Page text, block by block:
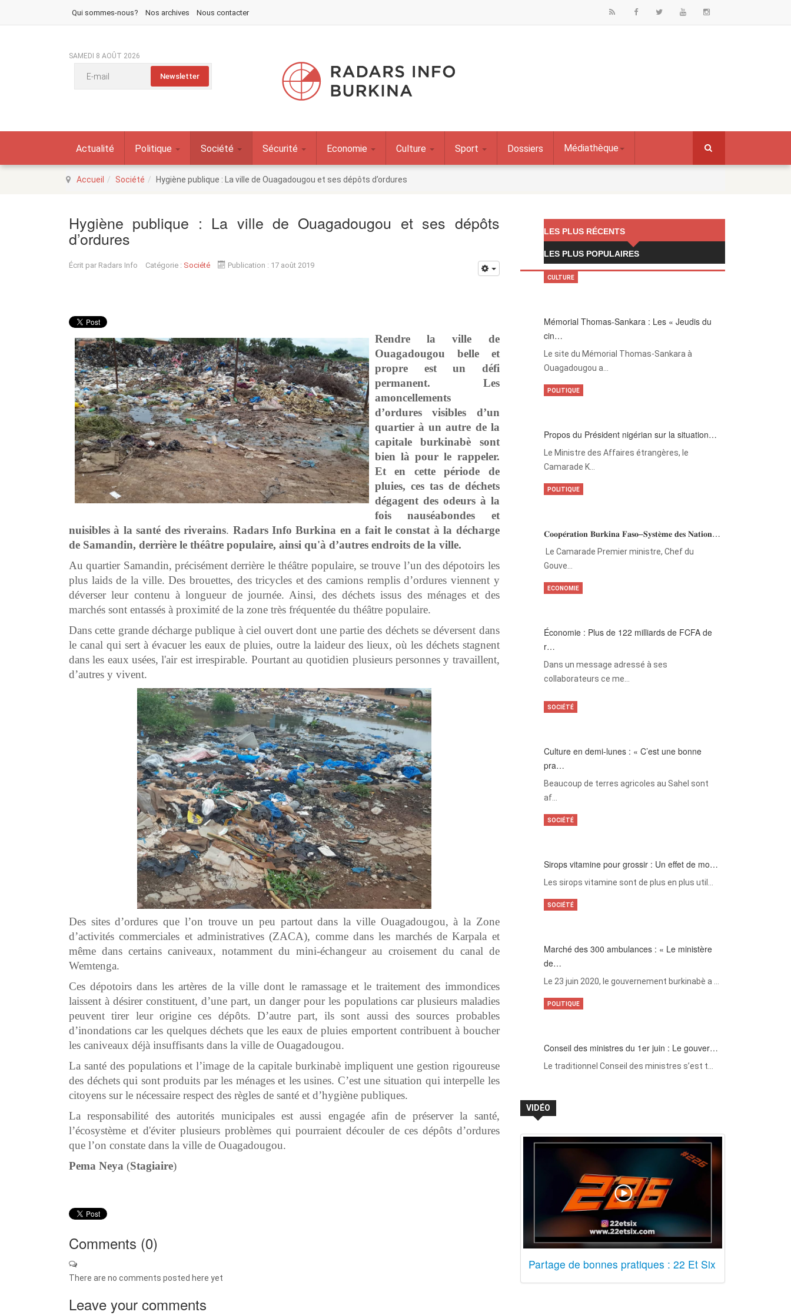
Qui sommes-nous? Nos archives Nous contacter
SAMEDI 8 AOÛT 2026
Actualité Politique Société Sécurité Economie Culture Sport Dossiers Médiathèque
Accueil Société Hygiène publique : La ville de Ouagadougou et ses dépôts d’ordures
Hygiène publique : La ville de Ouagadougou et ses dépôts
d’ordures
Écrit par Radars Info Catégorie : Société Publication : 17 août 2019
Rendre la ville de
Ouagadougou belle et
propre est un défi
permanent. Les
amoncellements
d’ordures visibles d’un
quartier à un autre de la
capitale burkinabè sont
bien là pour le rappeler.
Et en cette période de
pluies, ces tas de déchets
dégagent des odeurs à la
fois nauséabondes et
nuisibles à la santé des riverains. Radars Info Burkina en a fait le constat à la décharge
de Samandin, derrière le théâtre populaire, ainsi qu'à d’autres endroits de la ville.
Au quartier Samandin, précisément derrière le théâtre populaire, se trouve l’un des dépotoirs les
plus laids de la ville. Des brouettes, des tricycles et des camions remplis d’ordures viennent y
déverser leur contenu à longueur de journée. Ainsi, des déchets issus des ménages et des
marchés sont entassés à proximité de la zone très fréquentée du théâtre populaire.
Dans cette grande décharge publique à ciel ouvert dont une partie des déchets se déversent dans
le canal qui sert à évacuer les eaux de pluies, outre la laideur des lieux, où les déchets stagnent
dans les eaux usées, l'air est irrespirable. Pourtant au quotidien plusieurs personnes y travaillent,
d’autres y vivent.
Des sites d’ordures que l’on trouve un peu partout dans la ville Ouagadougou, à la Zone
d’activités commerciales et administratives (ZACA), comme dans les marchés de Karpala et
même dans certains caniveaux, notamment du mini-échangeur au croisement du canal de
Wemtenga.
Ces dépotoirs dans les artères de la ville dont le ramassage et le traitement des immondices
laissent à désirer constituent, d’une part, un danger pour les populations car plusieurs maladies
peuvent tirer leur origine ces dépôts. D’autre part, ils sont aussi des sources probables
d’inondations car les quelques déchets que les eaux de pluies emportent contribuent à boucher
les caniveaux déjà insuffisants dans la ville de Ouagadougou.
La santé des populations et l’image de la capitale burkinabè impliquent une gestion rigoureuse
des déchets qui sont produits par les ménages et les usines. C’est une situation qui interpelle les
citoyens sur le nécessaire respect des règles de santé et d’hygiène publiques.
La responsabilité des autorités municipales est aussi engagée afin de préserver la santé,
l’écosystème et d'éviter plusieurs problèmes qui pourraient découler de ces dépôts d’ordures
que l’on constate dans la ville de Ouagadougou.
Pema Neya (Stagiaire)
Comments (0)
There are no comments posted here yet
Leave your comments
LES PLUS RÉCENTS
LES PLUS POPULAIRES
Mémorial Thomas-Sankara : Les « Jeudis du
cin…
Le site du Mémorial Thomas-Sankara à
Ouagadougou a…
CULTURE
Propos du Président nigérian sur la situation…
Le Ministre des Affaires étrangères, le
Camarade K…
POLITIQUE
𝐂𝐨𝐨𝐩𝐞́𝐫𝐚𝐭𝐢𝐨𝐧 𝐁𝐮𝐫𝐤𝐢𝐧𝐚 𝐅𝐚𝐬𝐨–𝐒𝐲𝐬𝐭𝐞̀𝐦𝐞 𝐝𝐞𝐬 𝐍𝐚𝐭𝐢𝐨𝐧…
‎Le Camarade Premier ministre, Chef du
Gouve…
POLITIQUE
Économie : Plus de 122 milliards de FCFA de
r…
Dans un message adressé à ses
collaborateurs ce me…
ECONOMIE
Culture en demi-lunes : « C’est une bonne
pra…
Beaucoup de terres agricoles au Sahel sont
af…
SOCIÉTÉ
Sirops vitamine pour grossir : Un effet de mo…
Les sirops vitamine sont de plus en plus util…
SOCIÉTÉ
Marché des 300 ambulances : « Le ministère
de…
Le 23 juin 2020, le gouvernement burkinabè a …
SOCIÉTÉ
Conseil des ministres du 1er juin : Le gouver…
Le traditionnel Conseil des ministres s’est t…
POLITIQUE
VIDÉO
Partage de bonnes pratiques : 22 Et Six